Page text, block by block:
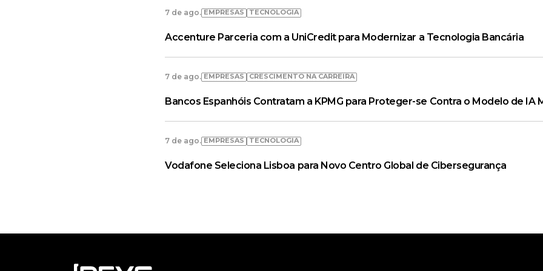
7 de ago. EMPRESAS TECNOLOGIA
Accenture Parceria com a UniCredit para Modernizar a Tecnologia Bancária
7 de ago. EMPRESAS CRESCIMENTO NA CARREIRA
Bancos Espanhóis Contratam a KPMG para Proteger-se Contra o Modelo de IA
7 de ago. EMPRESAS TECNOLOGIA
Vodafone Seleciona Lisboa para Novo Centro Global de Cibersegurança